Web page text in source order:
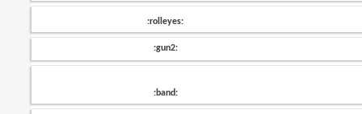
:rolleyes:
:gun2:
:band: